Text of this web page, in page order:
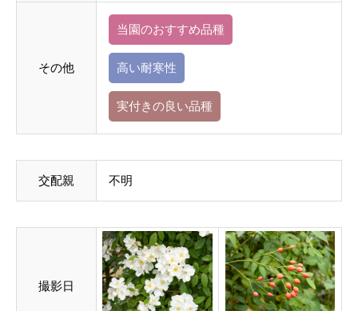
その他
当園のおすすめ品種
高い耐寒性
実付きの良い品種
交配親 不明
撮影日